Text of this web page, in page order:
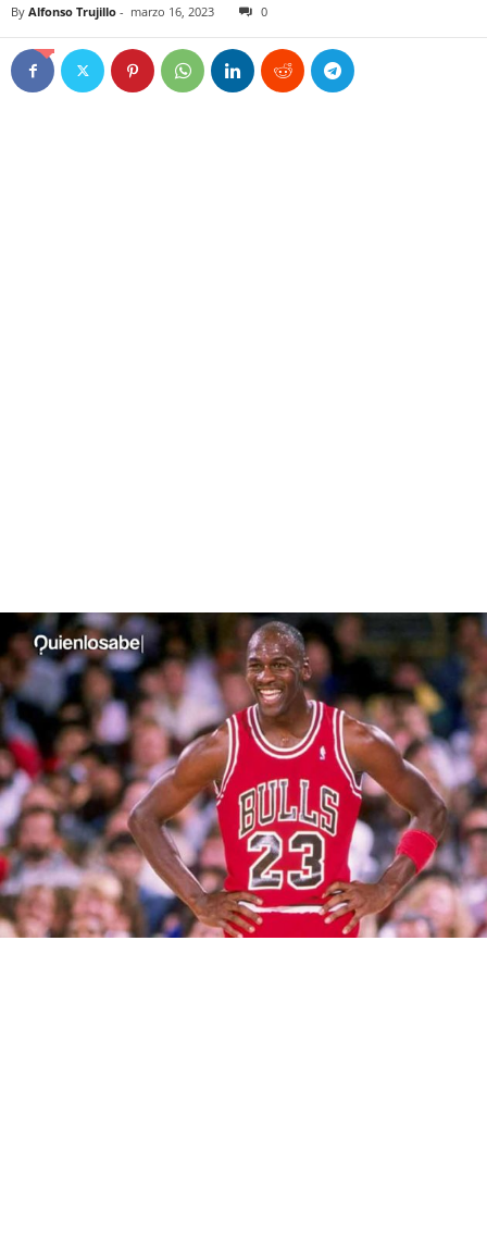
By Alfonso Trujillo - marzo 16, 2023 0